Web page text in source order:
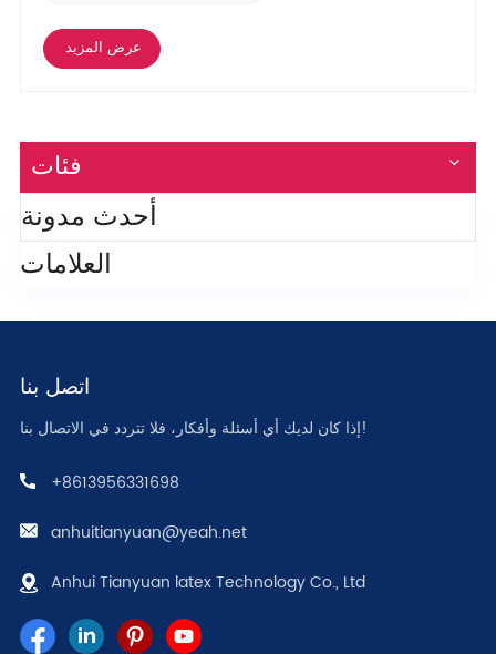
عرض المزيد
فئات
أحدث مدونة
العلامات
اتصل بنا
إذا كان لديك أي أسئلة وأفكار، فلا تتردد في الاتصال بنا!
+8613956331698
anhuitianyuan@yeah.net
Anhui Tianyuan latex Technology Co., Ltd